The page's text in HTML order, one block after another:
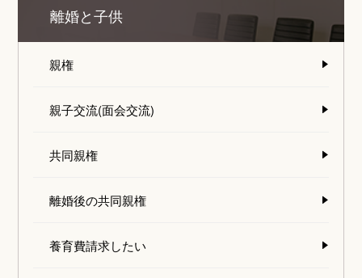
離婚と子供
親権
親子交流(面会交流)
共同親権
離婚後の共同親権
養育費請求したい